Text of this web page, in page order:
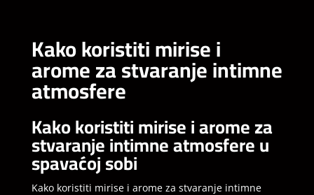
Kako koristiti mirise i
arome za stvaranje intimne
atmosfere
Kako koristiti mirise i arome za
stvaranje intimne atmosfere u
spavaćoj sobi
Kako koristiti mirise i arome za stvaranje intimne